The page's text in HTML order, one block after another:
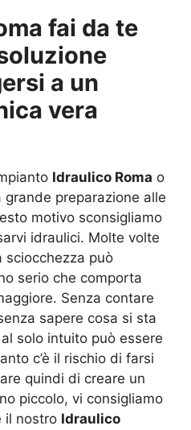
fai da te
a un
vera
Idraulico Roma o
preparazione alle
motivo sconsigliamo
idraulici. Molte volte
sciocchezza può
serio che comporta
Senza contare
sapere cosa si sta
solo intuito può essere
c’è il rischio di farsi
quindi di creare un
piccolo, vi consigliamo
il nostro Idraulico